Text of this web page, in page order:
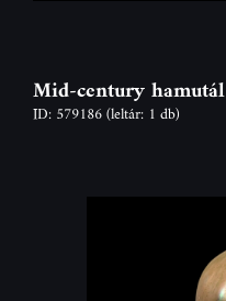
Mid-century hamutál
ID: 579186(leltár: 1 db)